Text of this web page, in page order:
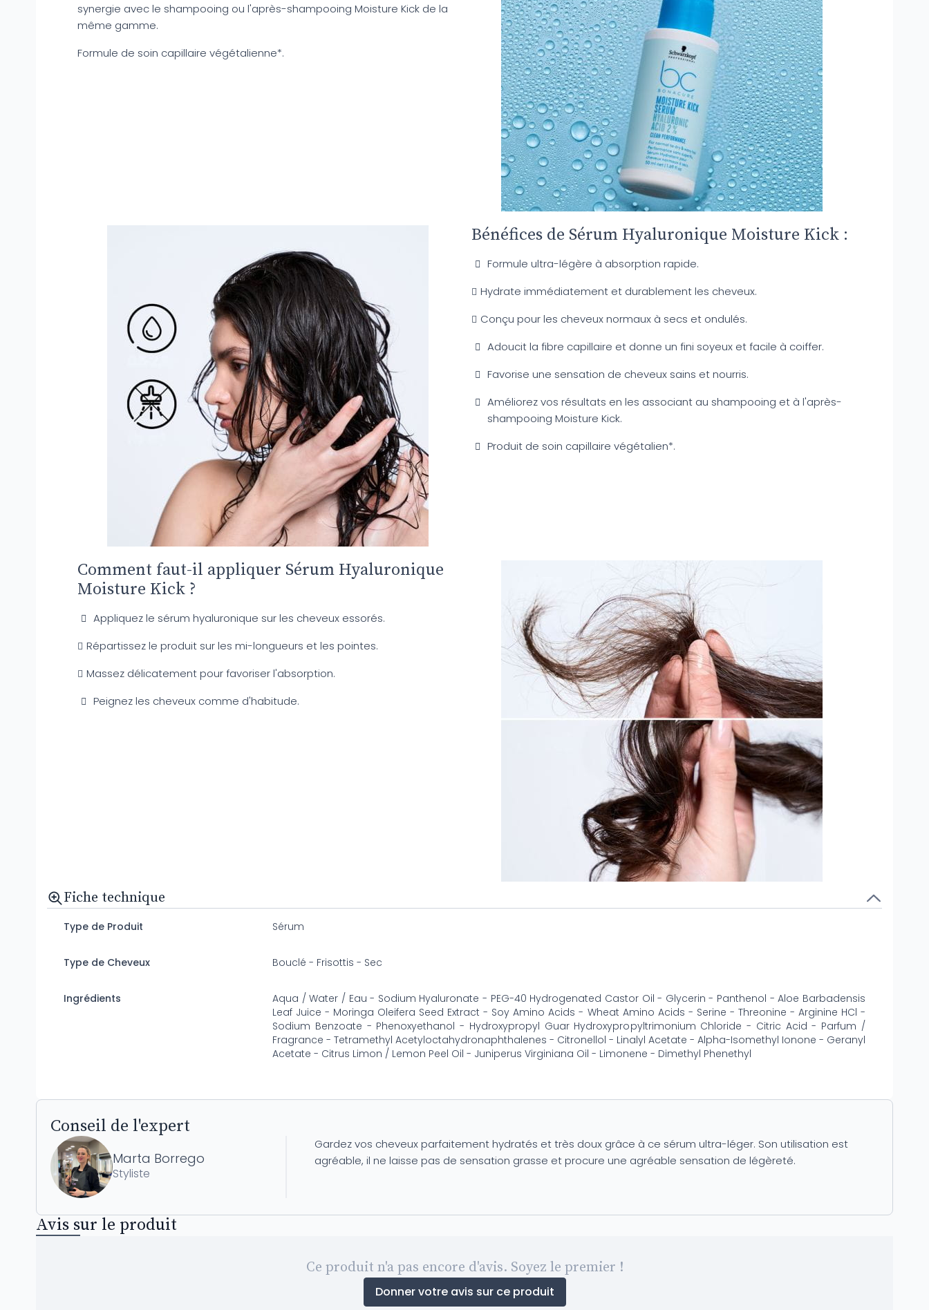
synergie avec le shampooing ou l'après-shampooing Moisture Kick de la
même gamme.
Formule de soin capillaire végétalienne*.
Bénéfices de Sérum Hyaluronique Moisture Kick :
Formule ultra-légère à absorption rapide.
Hydrate immédiatement et durablement les cheveux.
Conçu pour les cheveux normaux à secs et ondulés.
Adoucit la fibre capillaire et donne un fini soyeux et facile à coiffer.
Favorise une sensation de cheveux sains et nourris.
Améliorez vos résultats en les associant au shampooing et à l'après-
shampooing Moisture Kick.
Produit de soin capillaire végétalien*.
Comment faut-il appliquer Sérum Hyaluronique
Moisture Kick ?
Appliquez le sérum hyaluronique sur les cheveux essorés.
Répartissez le produit sur les mi-longueurs et les pointes.
Massez délicatement pour favoriser l'absorption.
Peignez les cheveux comme d'habitude.
Fiche technique
Type de Produit Sérum
Type de Cheveux Bouclé - Frisottis - Sec
Ingrédients
Aqua / Water / Eau - Sodium Hyaluronate - PEG-40 Hydrogenated Castor Oil - Glycerin - Panthenol - Aloe Barbadensis
Leaf Juice - Moringa Oleifera Seed Extract - Soy Amino Acids - Wheat Amino Acids - Serine - Threonine - Arginine HCl -
Sodium Benzoate - Phenoxyethanol - Hydroxypropyl Guar Hydroxypropyltrimonium Chloride - Citric Acid - Parfum /
Fragrance - Tetramethyl Acetyloctahydronaphthalenes - Citronellol - Linalyl Acetate - Alpha-Isomethyl Ionone - Geranyl
Acetate - Citrus Limon / Lemon Peel Oil - Juniperus Virginiana Oil - Limonene - Dimethyl Phenethyl
Conseil de l'expert
Marta Borrego
Styliste
Gardez vos cheveux parfaitement hydratés et très doux grâce à ce sérum ultra-léger. Son utilisation est
agréable, il ne laisse pas de sensation grasse et procure une agréable sensation de légèreté.
Avis sur le produit
Ce produit n'a pas encore d'avis. Soyez le premier !
Donner votre avis sur ce produit